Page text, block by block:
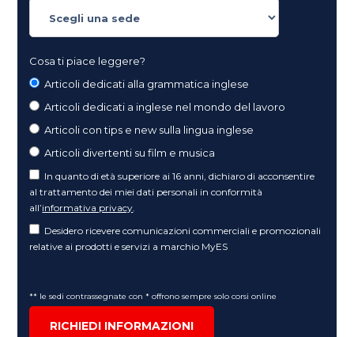
Cosa ti piace leggere?
Articoli dedicati alla grammatica inglese
Articoli dedicati a inglese nel mondo del lavoro
Articoli con tips e new sulla lingua inglese
Articoli divertenti su film e musica
In quanto di età superiore ai 16 anni, dichiaro di acconsentire
al trattamento dei miei dati personali in conformità
all’informativa privacy
Desidero ricevere comunicazioni commerciali e promozionali
relative ai prodotti e servizi a marchio MyES
** le sedi contrassegnate con * offrono sempre solo corsi online
RICHIEDI INFORMAZIONI